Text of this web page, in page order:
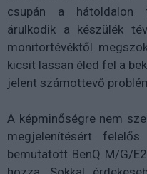
csupán a hátoldalon
árulkodik a készülék
monitortévéktől
kicsit lassan éled fel a
jelent számottevő
A képminőségre nem
megjelenítésért
bemutatott BenQ M/G/